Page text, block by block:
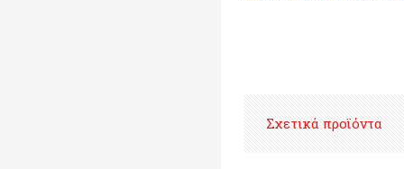
Σχετικά προϊόντα